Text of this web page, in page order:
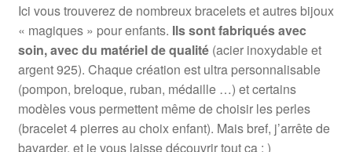
Ici vous trouverez de nombreux bracelets et autres bijoux
« magiques » pour enfants. Ils sont fabriqués avec
soin, avec du matériel de qualité(acier inoxydable et
argent 925). Chaque création est ultra personnalisable
(pompon, breloque, ruban, médaille …) et certains
modèles vous permettent même de choisir les perles
(bracelet 4 pierres au choix enfant). Mais bref, j’arrête de
bavarder, et je vous laisse découvrir tout ça : )